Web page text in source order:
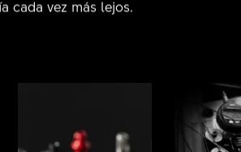
cada vez más lejos.